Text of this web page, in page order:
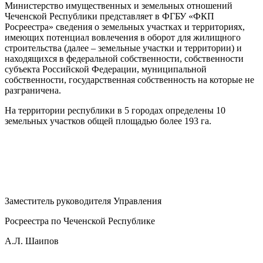
Министерство имущественных и земельных отношений
Чеченской Республики представляет в ФГБУ «ФКП
Росреестра» сведения о земельных участках и территориях,
имеющих потенциал вовлечения в оборот для жилищного
строительства (далее – земельные участки и территории) и
находящихся в федеральной собственности, собственности
субъекта Российской Федерации, муниципальной
собственности, государственная собственность на которые не
разграничена.
На территории республики в 5 городах определены 10
земельных участков общей площадью более 193 га.
Заместитель руководителя Управления
Росреестра по Чеченской Республике
А.Л. Шаипов